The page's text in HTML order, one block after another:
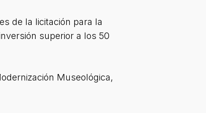
de la licitación para la
superior a los 50
Museológica,